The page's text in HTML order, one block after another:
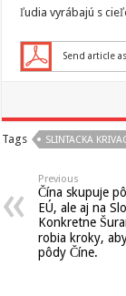
ľudia vyrábajú s
Send article
Tags SLINTACKA
Previous
Čína skupuje
EÚ, ale aj na
Konkretne
robia kroky,
pôdy Číne.